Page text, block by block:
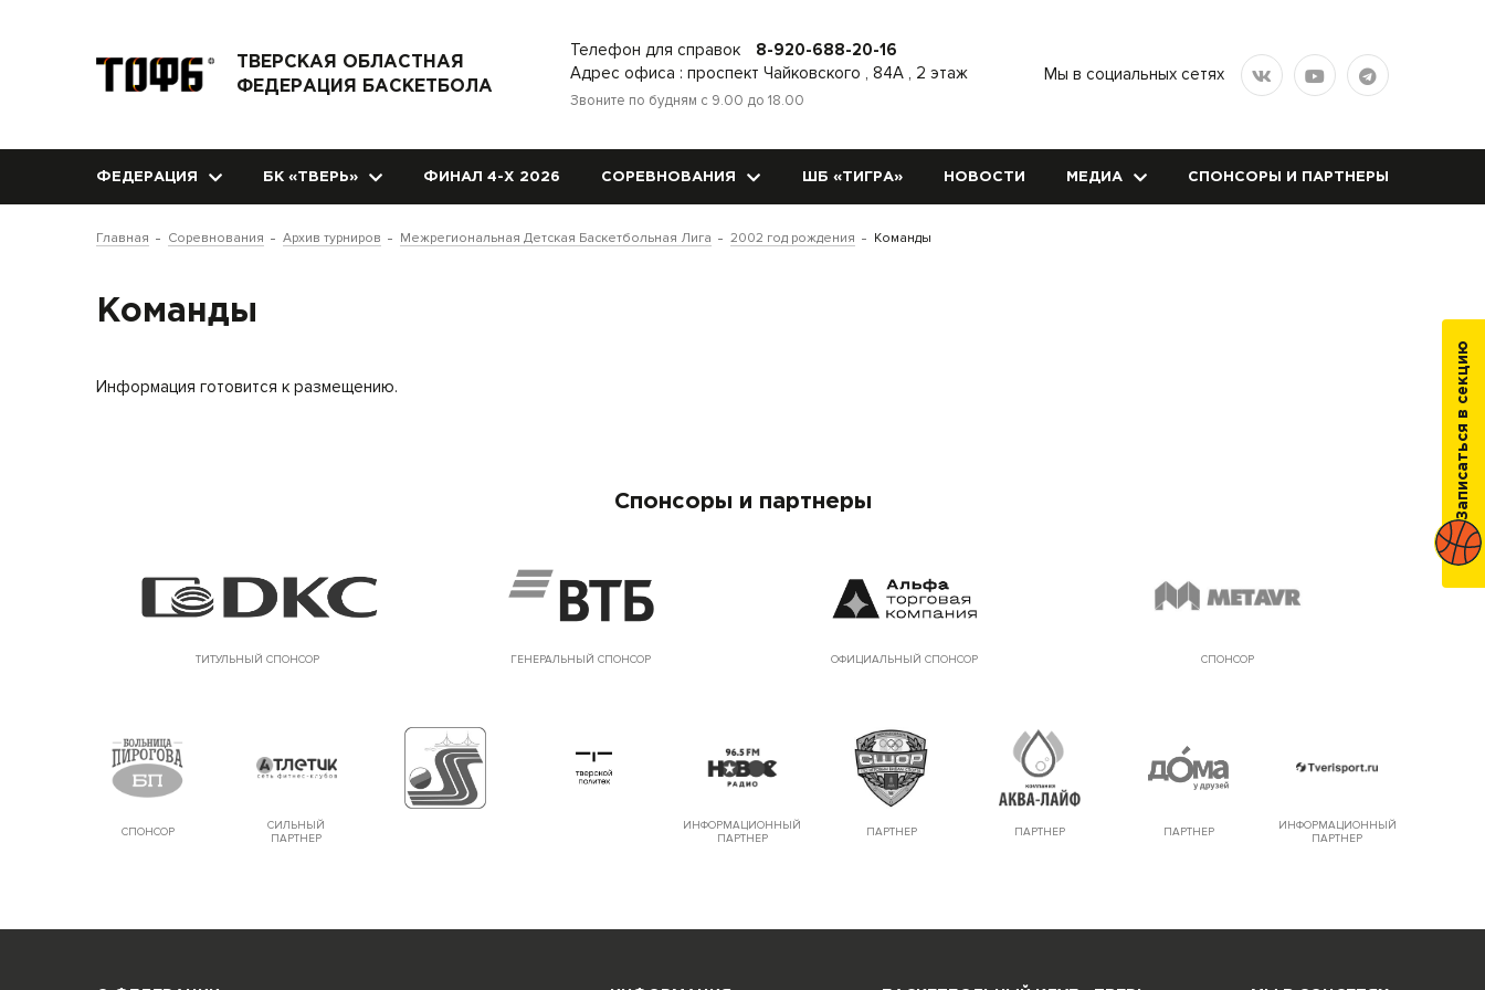
ТВЕРСКАЯ ОБЛАСТНАЯ
ФЕДЕРАЦИЯ БАСКЕТБОЛА
Телефон для справок
8-920-688-20-16
Адрес офиса : проспект Чайковского , 84А , 2 этаж
Звоните по будням с 9.00 до 18.00
Мы в социальных сетях
Записаться в секцию
ФЕДЕРАЦИЯ БК «ТВЕРЬ» ФИНАЛ 4-Х 2026 СОРЕВНОВАНИЯ ШБ «ТИГРА» НОВОСТИ МЕДИА СПОНСОРЫ И ПАРТНЕРЫ
Главная Соревнования Архив турниров Межрегиональная Детская Баскетбольная Лига 2002 год рождения Команды
Команды
Информация готовится к размещению.
Спонсоры и партнеры
ТИТУЛЬНЫЙ СПОНСОР ГЕНЕРАЛЬНЫЙ СПОНСОР ОФИЦИАЛЬНЫЙ СПОНСОР СПОНСОР
СПОНСОР
СИЛЬНЫЙ
ПАРТНЕР
ИНФОРМАЦИОННЫЙ
ПАРТНЕР
ПАРТНЕР ПАРТНЕР ПАРТНЕР
ИНФОРМАЦИОННЫЙ
ПАРТНЕР